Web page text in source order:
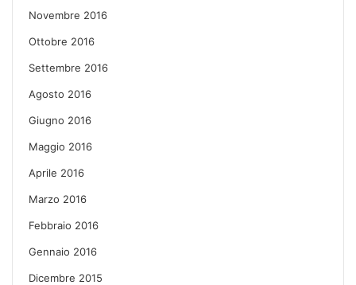
Novembre 2016
Ottobre 2016
Settembre 2016
Agosto 2016
Giugno 2016
Maggio 2016
Aprile 2016
Marzo 2016
Febbraio 2016
Gennaio 2016
Dicembre 2015